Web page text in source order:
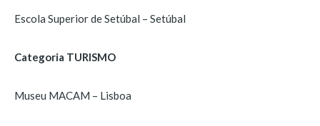
Escola Superior de Setúbal – Setúbal
Categoria TURISMO
Museu MACAM – Lisboa